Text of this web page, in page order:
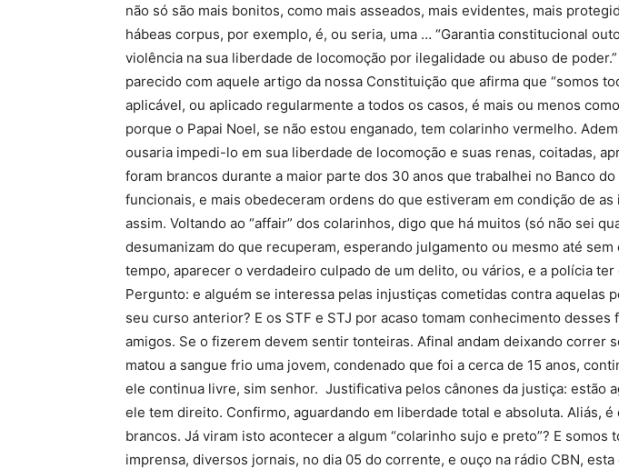
não só são mais bonitos, como mais asseados, mais evidentes, mais
hábeas corpus, por exemplo, é, ou seria, uma … “Garantia constitucional
violência na sua liberdade de locomoção por ilegalidade ou abuso de
parecido com aquele artigo da nossa Constituição que afirma que “somos
aplicável, ou aplicado regularmente a todos os casos, é mais ou menos
porque o Papai Noel, se não estou enganado, tem colarinho vermelho.
ousaria impedi-lo em sua liberdade de locomoção e suas renas, coitadas,
foram brancos durante a maior parte dos 30 anos que trabalhei no Banco
funcionais, e mais obedeceram ordens do que estiveram em condição de
assim. Voltando ao “affair” dos colarinhos, digo que há muitos (só não sei
desumanizam do que recuperam, esperando julgamento ou mesmo até
tempo, aparecer o verdadeiro culpado de um delito, ou vários, e a polícia
Pergunto: e alguém se interessa pelas injustiças cometidas contra aquelas
seu curso anterior? E os STF e STJ por acaso tomam conhecimento
amigos. Se o fizerem devem sentir tonteiras. Afinal andam deixando
matou a sangue frio uma jovem, condenado que foi a cerca de 15 anos,
ele continua livre, sim senhor. Justificativa pelos cânones da justiça: estão
ele tem direito. Confirmo, aguardando em liberdade total e absoluta. Aliás,
brancos. Já viram isto acontecer a algum “colarinho sujo e preto”? E
imprensa, diversos jornais, no dia 05 do corrente, e ouço na rádio CBN,